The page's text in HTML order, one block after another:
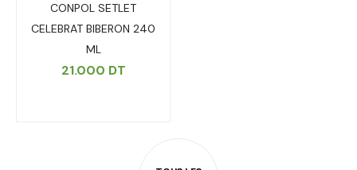
CONPOL SETLET
CELEBRAT BIBERON 240
ML
21.000 DT